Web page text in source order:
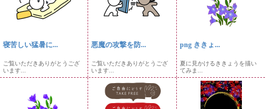
寝苦しい猛暑に...
ご覧いただきありがとうござ
います...
悪魔の攻撃を防...
ご覧いただきありがとうござ
います...
png ききょ...
夏に見かけるききょうを描い
てみま...